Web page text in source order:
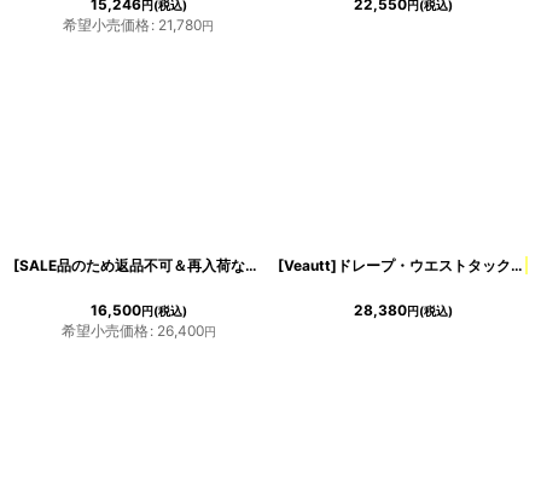
15,246円(税込)
希望小売価格: 21,780円
22,550円(税込)
[SALE品のため返品不可＆再入荷なしの現品限り][韓国製][rinfarre]シンプル・ノースリーブ・チェーン・
16,500円(税込)
希望小売価格: 26,400円
[Veautt]ドレープ・ウエストタック・
28,380円(税込)